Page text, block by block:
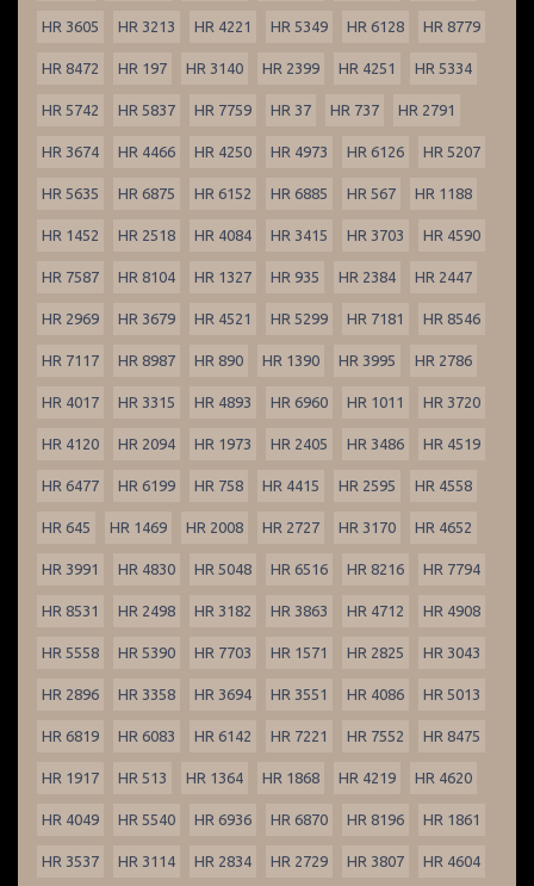
HR 3605 HR 3213 HR 4221 HR 5349 HR 6128 HR 8779
HR 8472 HR 197 HR 3140 HR 2399 HR 4251 HR 5334
HR 5742 HR 5837 HR 7759 HR 37 HR 737 HR 2791
HR 3674 HR 4466 HR 4250 HR 4973 HR 6126 HR 5207
HR 5635 HR 6875 HR 6152 HR 6885 HR 567 HR 1188
HR 1452 HR 2518 HR 4084 HR 3415 HR 3703 HR 4590
HR 7587 HR 8104 HR 1327 HR 935 HR 2384 HR 2447
HR 2969 HR 3679 HR 4521 HR 5299 HR 7181 HR 8546
HR 7117 HR 8987 HR 890 HR 1390 HR 3995 HR 2786
HR 4017 HR 3315 HR 4893 HR 6960 HR 1011 HR 3720
HR 4120 HR 2094 HR 1973 HR 2405 HR 3486 HR 4519
HR 6477 HR 6199 HR 758 HR 4415 HR 2595 HR 4558
HR 645 HR 1469 HR 2008 HR 2727 HR 3170 HR 4652
HR 3991 HR 4830 HR 5048 HR 6516 HR 8216 HR 7794
HR 8531 HR 2498 HR 3182 HR 3863 HR 4712 HR 4908
HR 5558 HR 5390 HR 7703 HR 1571 HR 2825 HR 3043
HR 2896 HR 3358 HR 3694 HR 3551 HR 4086 HR 5013
HR 6819 HR 6083 HR 6142 HR 7221 HR 7552 HR 8475
HR 1917 HR 513 HR 1364 HR 1868 HR 4219 HR 4620
HR 4049 HR 5540 HR 6936 HR 6870 HR 8196 HR 1861
HR 3537 HR 3114 HR 2834 HR 2729 HR 3807 HR 4604